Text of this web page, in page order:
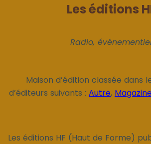
Les éditions
Radio,
Maison d’édition classée dans
d’éditeurs suivants : Autre,
Les éditions HF (Haut de Forme)